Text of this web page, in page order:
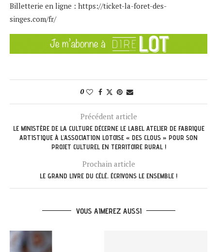
Billetterie en ligne : https://ticket-la-foret-des-
singes.com/fr/
0
Précédent article
LE MINISTÈRE DE LA CULTURE DÉCERNE LE LABEL ATELIER DE FABRIQUE
ARTISTIQUE À L’ASSOCIATION LOTOISE « DES CLOUS » POUR SON
PROJET CULTUREL EN TERRITOIRE RURAL !
Prochain article
LE GRAND LIVRE DU CÉLÉ, ÉCRIVONS LE ENSEMBLE !
VOUS AIMEREZ AUSSI